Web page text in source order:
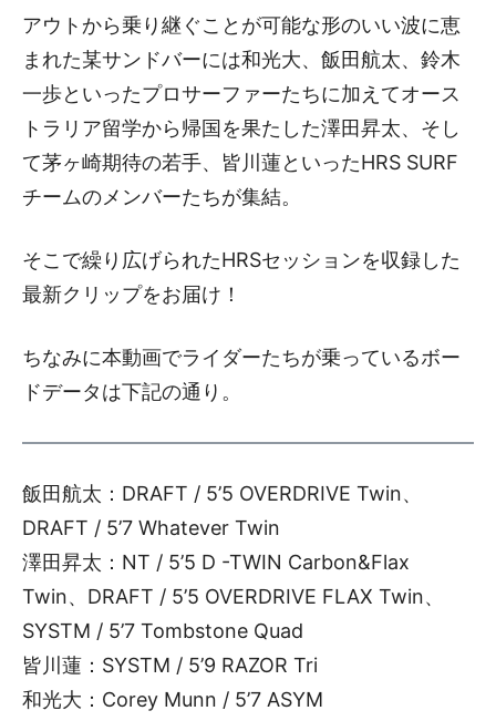
アウトから乗り継ぐことが可能な形のいい波に恵
まれた某サンドバーには和光大、飯田航太、鈴木
一歩といったプロサーファーたちに加えてオース
トラリア留学から帰国を果たした澤田昇太、そし
て茅ヶ崎期待の若手、皆川蓮といったHRS SURF
チームのメンバーたちが集結。
そこで繰り広げられたHRSセッションを収録した
最新クリップをお届け！
ちなみに本動画でライダーたちが乗っているボー
ドデータは下記の通り。
飯田航太：DRAFT / 5’5 OVERDRIVE Twin、
DRAFT / 5’7 Whatever Twin
澤田昇太：NT / 5’5 D -TWIN Carbon&Flax
Twin、DRAFT / 5’5 OVERDRIVE FLAX Twin、
SYSTM / 5’7 Tombstone Quad
皆川蓮：SYSTM / 5’9 RAZOR Tri
和光大：Corey Munn / 5’7 ASYM